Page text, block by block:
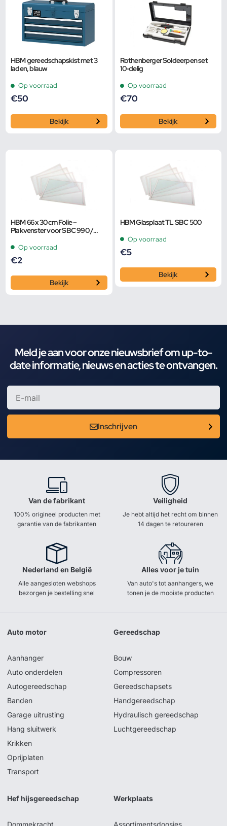
HBM gereedschapskist met 3
laden, blauw
Op voorraad
€50
Bekijk
Rothenberger Soldeerpen set
10-delig
Op voorraad
€70
Bekijk
HBM 66 x 30 cm Folie –
Plakvenster voor SBC 990 /
Op voorraad
€2
Bekijk
HBM Glasplaat TL SBC 500
Op voorraad
€5
Bekijk
Meld je aan voor onze nieuwsbrief om up-to-
date informatie, nieuws en acties te ontvangen.
Inschrijven
Van de fabrikant
100% origineel producten met
garantie van de fabrikanten
Veiligheid
Je hebt altijd het recht om binnen
14 dagen te retoureren
Nederland en België
Alle aangesloten webshops
bezorgen je bestelling snel
Alles voor je tuin
Van auto's tot aanhangers, we
tonen je de mooiste producten
Auto motor
Aanhanger
Auto onderdelen
Autogereedschap
Banden
Garage uitrusting
Hang sluitwerk
Krikken
Oprijplaten
Transport
Gereedschap
Bouw
Compressoren
Gereedschapsets
Handgereedschap
Hydraulisch gereedschap
Luchtgereedschap
Hef hijsgereedschap
Dommekracht
Werkplaats
Assortimentsdoosjes